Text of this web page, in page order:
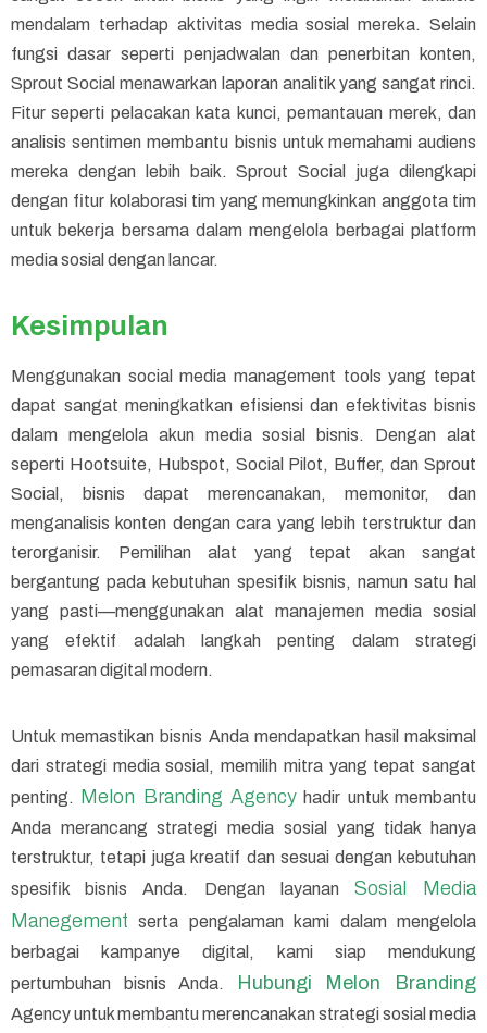
mendalam terhadap aktivitas media sosial mereka. Selain
fungsi dasar seperti penjadwalan dan penerbitan konten,
Sprout Social menawarkan laporan analitik yang sangat rinci.
Fitur seperti pelacakan kata kunci, pemantauan merek, dan
analisis sentimen membantu bisnis untuk memahami audiens
mereka dengan lebih baik. Sprout Social juga dilengkapi
dengan fitur kolaborasi tim yang memungkinkan anggota tim
untuk bekerja bersama dalam mengelola berbagai platform
media sosial dengan lancar.
Kesimpulan
Menggunakan social media management tools yang tepat
dapat sangat meningkatkan efisiensi dan efektivitas bisnis
dalam mengelola akun media sosial bisnis. Dengan alat
seperti Hootsuite, Hubspot, Social Pilot, Buffer, dan Sprout
Social, bisnis dapat merencanakan, memonitor, dan
menganalisis konten dengan cara yang lebih terstruktur dan
terorganisir. Pemilihan alat yang tepat akan sangat
bergantung pada kebutuhan spesifik bisnis, namun satu hal
yang pasti—menggunakan alat manajemen media sosial
yang efektif adalah langkah penting dalam strategi
pemasaran digital modern.
Untuk memastikan bisnis Anda mendapatkan hasil maksimal
dari strategi media sosial, memilih mitra yang tepat sangat
penting.
Melon Branding Agency hadir untuk membantu
Anda merancang strategi media sosial yang tidak hanya
terstruktur, tetapi juga kreatif dan sesuai dengan kebutuhan
spesifik bisnis Anda. Dengan layanan Sosial Media
Manegement serta pengalaman kami dalam mengelola
berbagai kampanye digital, kami siap mendukung
pertumbuhan bisnis Anda.
Hubungi Melon Branding
Agency untuk membantu merencanakan strategi sosial media